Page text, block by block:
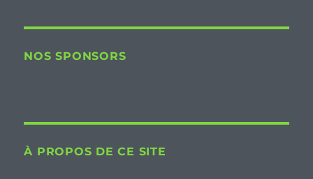
NOS SPONSORS
À PROPOS DE CE SITE